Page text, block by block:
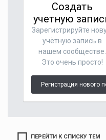
Создать
учетную
Зарегистрируйте
учётную запись в
нашем сообществе.
Это очень просто!
Регистрация нового
ПЕРЕЙТИ К СПИСКУ ТЕМ